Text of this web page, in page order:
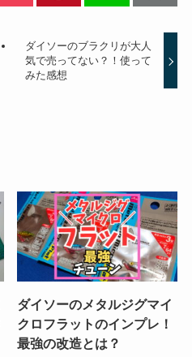
ダイソーのブラクリが大人
気で売ってない？！使って
みた感想
ダイソーのメタルジグマイ
クロフラットのインプレ！
最強の改造とは？